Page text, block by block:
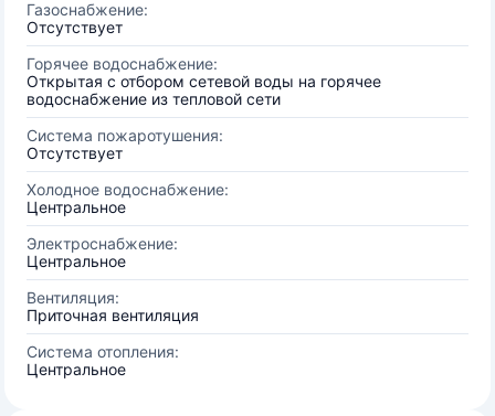
Газоснабжение:
Отсутствует
Горячее водоснабжение:
Открытая с отбором сетевой воды на горячее
водоснабжение из тепловой сети
Система пожаротушения:
Отсутствует
Холодное водоснабжение:
Центральное
Электроснабжение:
Центральное
Вентиляция:
Приточная вентиляция
Система отопления:
Центральное